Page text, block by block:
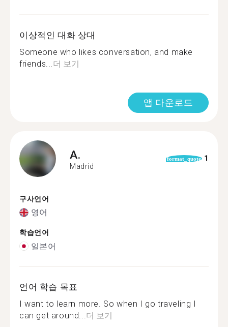
이상적인 대화 상대
Someone who likes conversation, and make
friends... 더 보기
앱 다운로드
A.
Madrid
format_quote 1
구사언어
영어
학습언어
일본어
언어 학습 목표
I want to learn more. So when I go traveling I
can get around... 더 보기